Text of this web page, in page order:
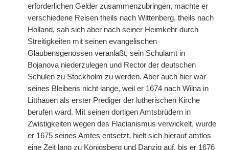
erforderlichen Gelder zusammenzubringen, machte er
verschiedene Reisen theils nach Wittenberg, theils nach
Holland, sah sich aber nach seiner Heimkehr durch
Streitigkeiten mit seinen evangelischen
Glaubensgenossen veranlaßt, sein Schulamt in
Bojanova niederzulegen und Rector der deutschen
Schulen zu Stockholm zu werden. Aber auch hier war
seines Bleibens nicht lange, weil er 1674 nach Wilna in
Litthauen als erster Prediger der lutherischen Kirche
berufen ward. Mit seinen dortigen Amtsbrüdern in
Zwistigkeiten wegen des Flacianismus verwickelt, wurde
er 1675 seines Amtes entsetzt, hielt sich hierauf amtlos
eine Zeit lang zu Königsberg und Danzig auf, bis er 1676